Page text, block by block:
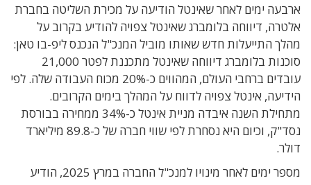
ארבעה ימים לאחר שאינטל הודיעה על מכירת השליטה בחברת
אלטרה, דיווחה בלומברג שאינטל צפויה להודיע בקרוב על
מהלך התייעלות חדש שאותו מוביל המנכ"ל הנכנס ליפ-בו טאן:
סוכנות בלומברג דיווחה שאינטל מתכננת לפטר 21,000
עובדים ברחבי העולם, המהווים כ-20% מכוח העבודה שלה. לפי
הידיעה, אינטל צפויה לדווח על המהלך בימים הקרובים.
מתחילת השנה איבדה מניית אינטל כ-34% ממחירה בבורסת
נסד"ק, וכיום היא נסחרת לפי שווי חברה של כ-89.8 מיליארד
דולר.
מספר ימים לאחר מינויו למנכ"ל החברה במרץ 2025, הודיע